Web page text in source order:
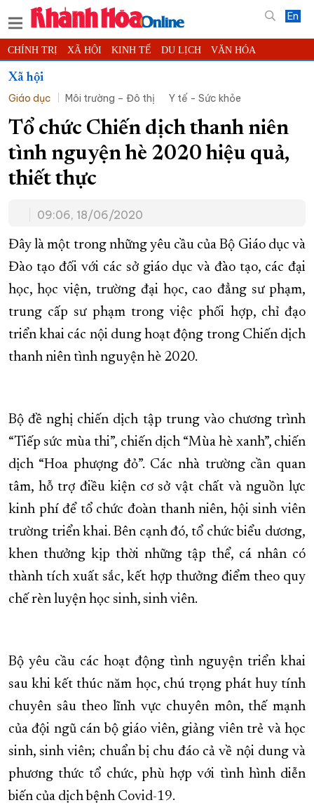
En
CHÍNH TRỊ XÃ HỘI KINH TẾ DU LỊCH VĂN HÓA
THỂ THAO
KHOA HỌC - CÔNG NGHỆ PHÁP LUẬT BẠN ĐỌC
THẾ GIỚI MULTIMEDIA VIDEO ĐỌC BÁO ONLINE
PODCAST THÔNG TIN - QUẢNG CÁO
QUY HOẠCH TỈNH KHÁNH HÒA
CHUNG TAY CẢI CÁCH HÀNH CHÍNH
XÂY DỰNG NÔNG THÔN MỚI LỊCH CẮT ĐIỆN
TÀU - XE - MÁY BAY
KỶ NIỆM 370 NĂM XÂY DỰNG VÀ PHÁT TRIỂN TỈNH KHÁNH HÒA
KHOẢNH KHẮC ĐẸP XỨ TRẦM
XÂY DỰNG KHÁNH HÒA TRỞ THÀNH THÀNH PHỐ TRỰC THUỘC
ĐẠI HỘI ĐẢNG CÁC CẤP TRANG CHỦ VỀ BÁO KHÁNH HÒA
Xã hội
Giáo dục
Môi trường – Đô thị Y tế - Sức khỏe
Tổ chức Chiến dịch thanh niên
tình nguyện hè 2020 hiệu quả,
thiết thực
09:06, 18/06/2020
Đây là một trong những yêu cầu của Bộ Giáo dục và
Đào tạo đối với các sở giáo dục và đào tạo, các đại
học, học viện, trường đại học, cao đẳng sư phạm,
trung cấp sư phạm trong việc phối hợp, chỉ đạo
triển khai các nội dung hoạt động trong Chiến dịch
thanh niên tình nguyện hè 2020.
Bộ đề nghị chiến dịch tập trung vào chương trình
“Tiếp sức mùa thi”, chiến dịch “Mùa hè xanh”, chiến
dịch “Hoa phượng đỏ”. Các nhà trường cần quan
tâm, hỗ trợ điều kiện cơ sở vật chất và nguồn lực
kinh phí để tổ chức đoàn thanh niên, hội sinh viên
trường triển khai. Bên cạnh đó, tổ chức biểu dương,
khen thưởng kịp thời những tập thể, cá nhân có
thành tích xuất sắc, kết hợp thưởng điểm theo quy
chế rèn luyện học sinh, sinh viên.
Bộ yêu cầu các hoạt động tình nguyện triển khai
sau khi kết thúc năm học, chú trọng phát huy tính
chuyên sâu theo lĩnh vực chuyên môn, thế mạnh
của đội ngũ cán bộ giáo viên, giảng viên trẻ và học
sinh, sinh viên; chuẩn bị chu đáo cả về nội dung và
phương thức tổ chức, phù hợp với tình hình diễn
biến của dịch bệnh Covid-19.